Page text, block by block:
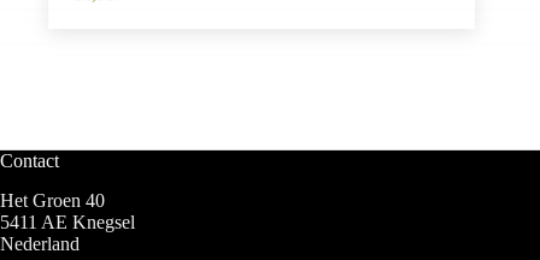
Contact
Het Groen 40
5411 AE Knegsel
Nederland